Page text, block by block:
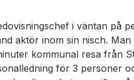
i väntan på
aktör inom sin nisch.
kommunal resa från
för 3 personer